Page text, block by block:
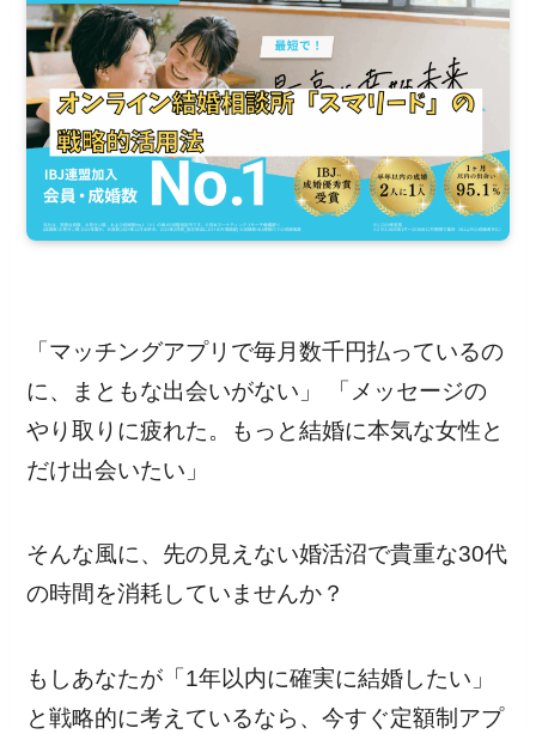
「マッチングアプリで毎月数千円払っているの
に、まともな出会いがない」 「メッセージの
やり取りに疲れた。もっと結婚に本気な女性と
だけ出会いたい」
そんな風に、先の見えない婚活沼で貴重な30代
の時間を消耗していませんか？
もしあなたが「1年以内に確実に結婚したい」
と戦略的に考えているなら、今すぐ定額制アプ